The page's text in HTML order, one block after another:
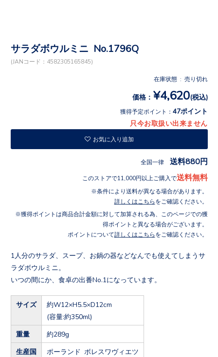
サラダボウルミニ No.1796Q
(JANコード：4582305165845)
在庫状態 : 売り切れ
価格： ¥4,620(税込)
獲得予定ポイント： 47ポイント
只今お取扱い出来ません
お気に入り追加
全国一律 送料880円
このストアで11,000円以上ご購入で送料無料
条件により送料が異なる場合があります。
詳しくはこちら をご確認ください。
獲得ポイントは商品合計金額に対して加算される為、このページでの獲
得ポイントと異なる場合がございます。
ポイントについて詳しくはこちら をご確認ください。
1人分のサラダ、スープ、お鍋の器などなんでも使えてしまうサ
ラダボウルミニ。
いつの間にか、食卓の出番No.1になっています。
サイズ
約W12×H5.5×D12cm
(容量:約350ml)
重量 約289g
生産国 ポーランド ボレスワヴィエツ